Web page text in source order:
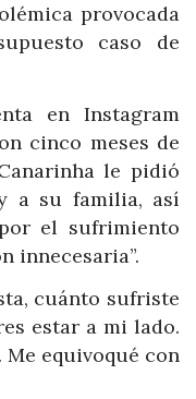
provocada
caso de
en Instagram
cinco meses de
le pidió
a su familia, así
el sufrimiento
innecesaria”.
cuánto sufriste
estar a mi lado.
equivoqué con